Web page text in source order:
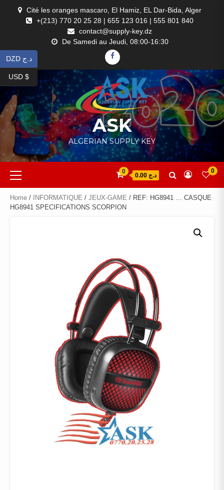
Cité les oranges mascaro, El Hamiz, EL Dar-Bida, Alger
+(213) 770 20 25 28 | 655 123 016 | 555 801 840
contact@supply-key.dz
De Samedi au Jeudi, 08:00-16:30
FACEBOOK
ASK
ALGERIAN SUPPLY KEY
Primary
Menu
0
د.ج 0.00
0
Home / INFORMATIQUE / JEUX-GAME / REF: HG8941 … CASQUE
HG8941 SPECIFICATIONS SCORPION
DZD د.ج
USD $